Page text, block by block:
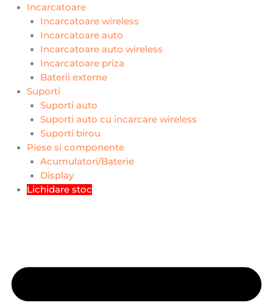
Incarcatoare
Incarcatoare wireless
Incarcatoare auto
Incarcatoare auto wireless
Incarcatoare priza
Baterii externe
Suporti
Suporti auto
Suporti auto cu incarcare wireless
Suporti birou
Piese si componente
Acumulatori/Baterie
Display
Lichidare stoc